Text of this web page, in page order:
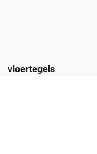
vloertegels